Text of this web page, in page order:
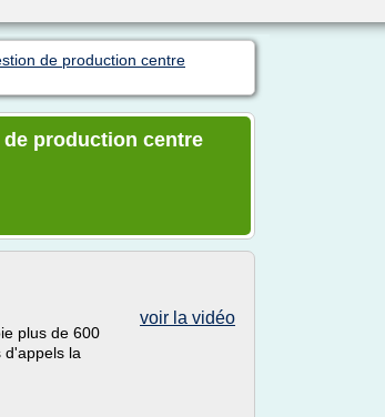
de production centre
production centre
voir la vidéo
plus de 600
d'appels la